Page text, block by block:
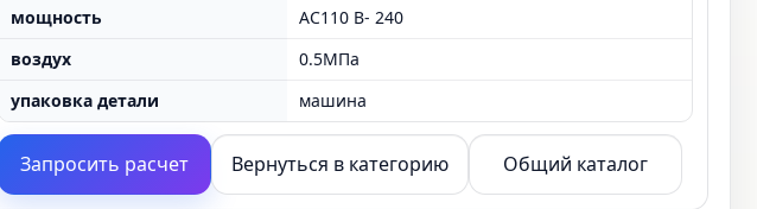
мощность
AC110 В- 240
воздух
0.5МПа
упаковка детали
машина
Запросить расчет Вернуться в категорию Общий каталог